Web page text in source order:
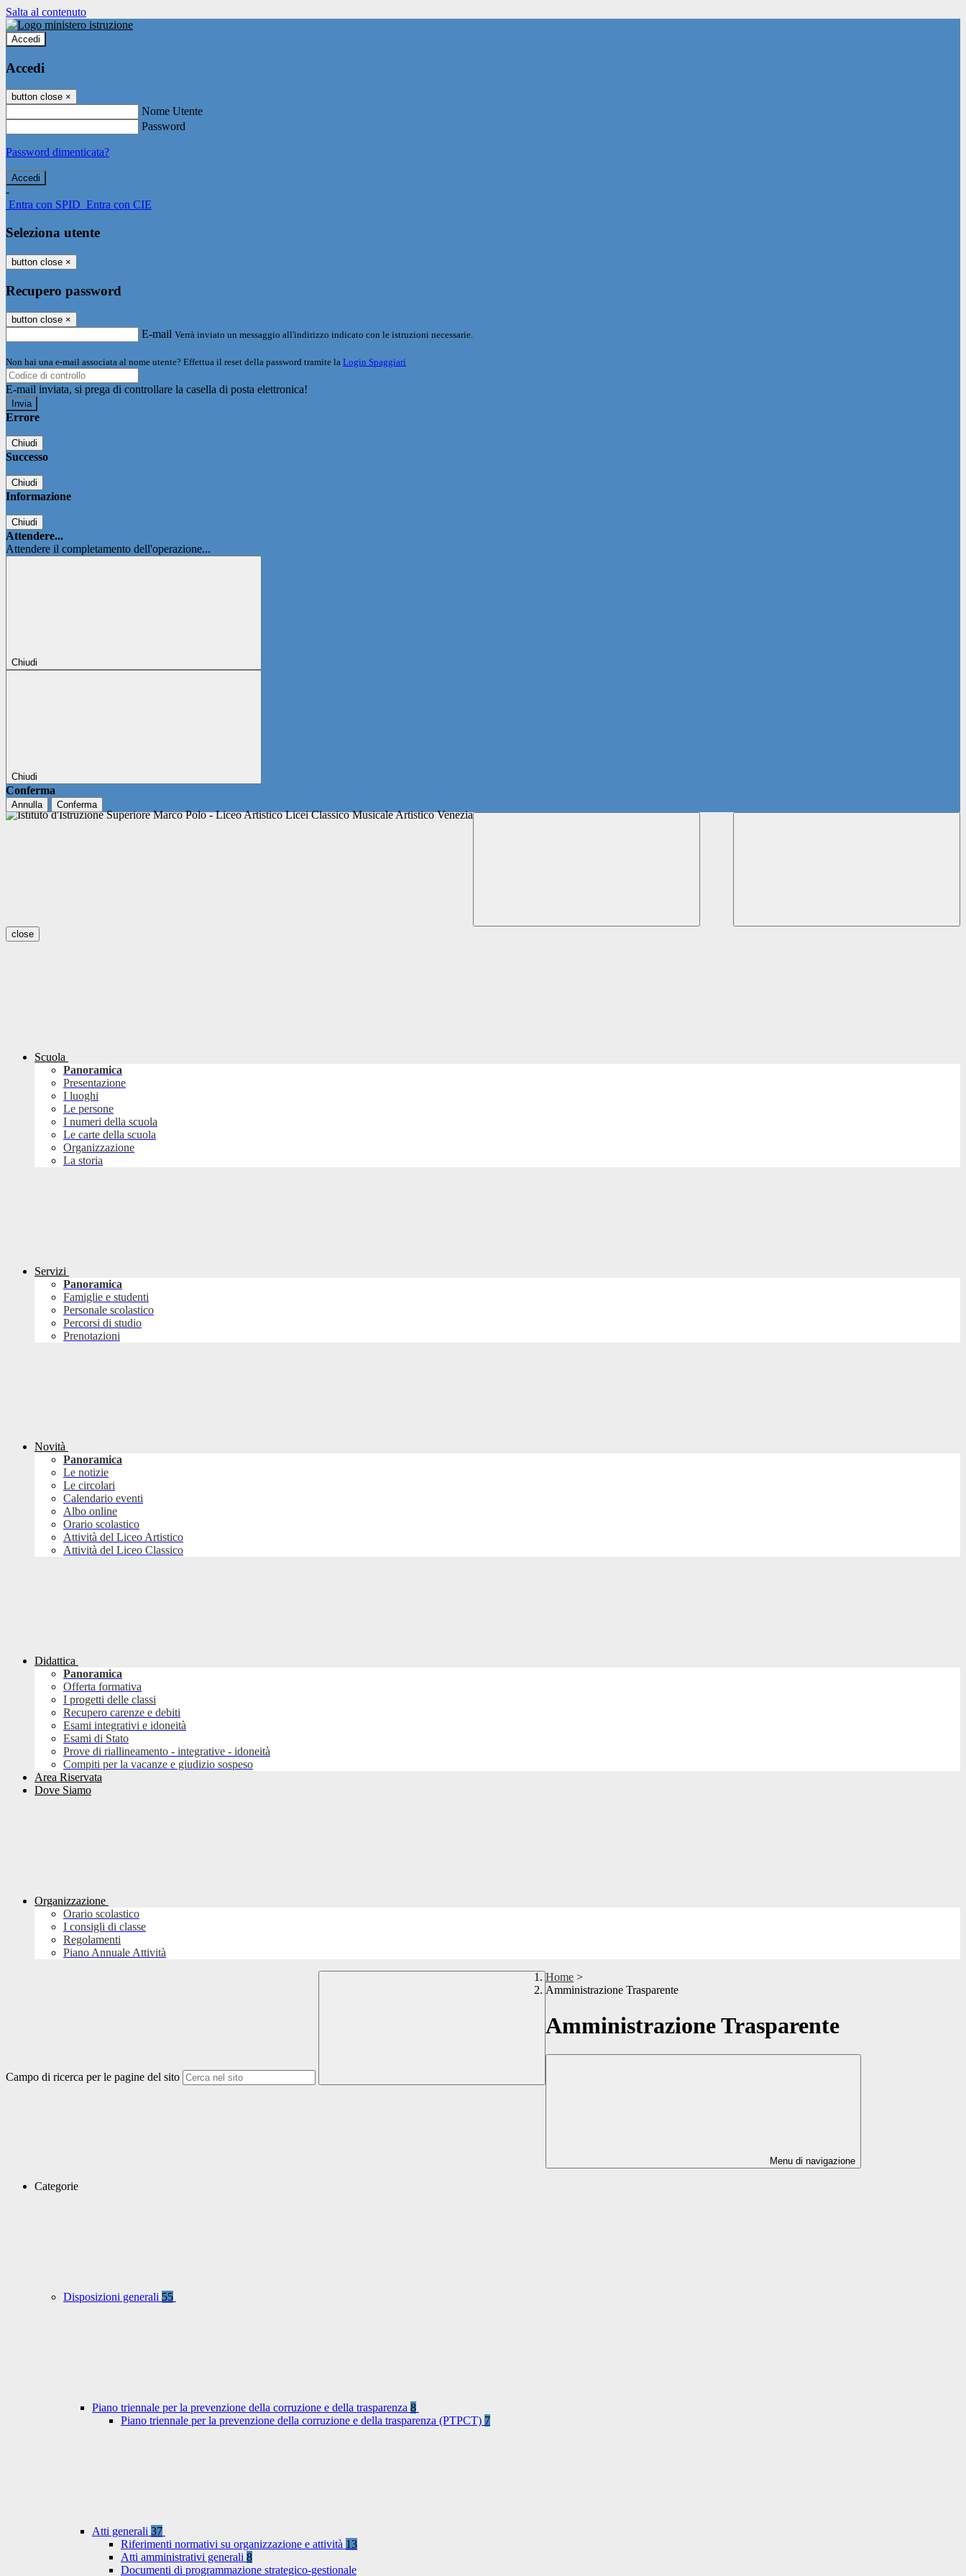
Salta al contenuto
Accedi
Accedi
button close ×
Nome Utente
Password
Password dimenticata?
-
Entra con SPID Entra con CIE
Seleziona utente
button close ×
Recupero password
button close ×
E-mail Verrà inviato un messaggio all'indirizzo indicato con le istruzioni necessarie.
Non hai una e-mail associata al nome utente? Effettua il reset della password tramite la Login Spaggiari
E-mail inviata, si prega di controllare la casella di posta elettronica!
Errore
Chiudi
Successo
Chiudi
Informazione
Chiudi
Attendere...
Attendere il completamento dell'operazione...
Chiudi
Chiudi
Conferma
Annulla Conferma
close
Scuola
Panoramica
Presentazione
I luoghi
Le persone
I numeri della scuola
Le carte della scuola
Organizzazione
La storia
Servizi
Panoramica
Famiglie e studenti
Personale scolastico
Percorsi di studio
Prenotazioni
Novità
Panoramica
Le notizie
Le circolari
Calendario eventi
Albo online
Orario scolastico
Attività del Liceo Artistico
Attività del Liceo Classico
Didattica
Panoramica
Offerta formativa
I progetti delle classi
Recupero carenze e debiti
Esami integrativi e idoneità
Esami di Stato
Prove di riallineamento - integrative - idoneità
Compiti per la vacanze e giudizio sospeso
Area Riservata
Dove Siamo
Organizzazione
Orario scolastico
I consigli di classe
Regolamenti
Piano Annuale Attività
Campo di ricerca per le pagine del sito
Home >
Amministrazione Trasparente
Amministrazione Trasparente
Menu di navigazione
Categorie
Disposizioni generali 55
Piano triennale per la prevenzione della corruzione e della trasparenza 8
Piano triennale per la prevenzione della corruzione e della trasparenza (PTPCT) 7
Atti generali 37
Riferimenti normativi su organizzazione e attività 13
Atti amministrativi generali 8
Documenti di programmazione strategico-gestionale